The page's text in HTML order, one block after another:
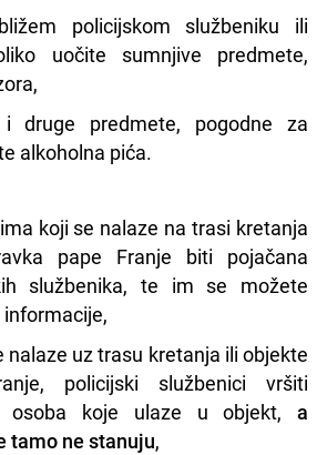
policijskom službeniku ili
uočite sumnjive predmete,
druge predmete, pogodne za
alkoholna pića.
koji se nalaze na trasi kretanja
pape Franje biti pojačana
službenika, te im se možete
nalaze uz trasu kretanja ili objekte
policijski službenici vršiti
osoba koje ulaze u objekt, a
tamo ne stanuju,